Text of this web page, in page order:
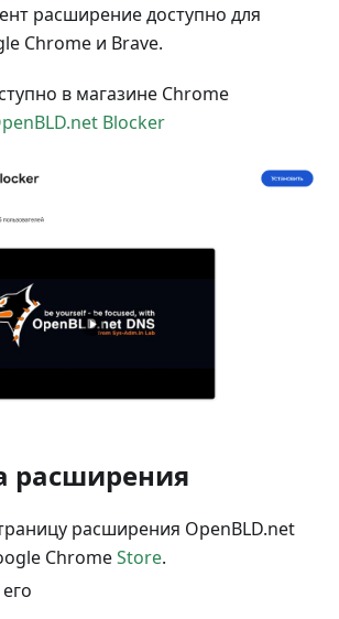
расширение доступно для
Chrome и Brave.
в магазине Chrome
Blocker
расширения
расширения OpenBLD.net
ChromeStore.